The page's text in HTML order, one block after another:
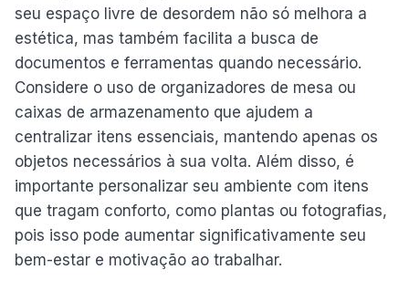
seu espaço livre de desordem não só melhora a
estética, mas também facilita a busca de
documentos e ferramentas quando necessário.
Considere o uso de organizadores de mesa ou
caixas de armazenamento que ajudem a
centralizar itens essenciais, mantendo apenas os
objetos necessários à sua volta. Além disso, é
importante personalizar seu ambiente com itens
que tragam conforto, como plantas ou fotografias,
pois isso pode aumentar significativamente seu
bem-estar e motivação ao trabalhar.